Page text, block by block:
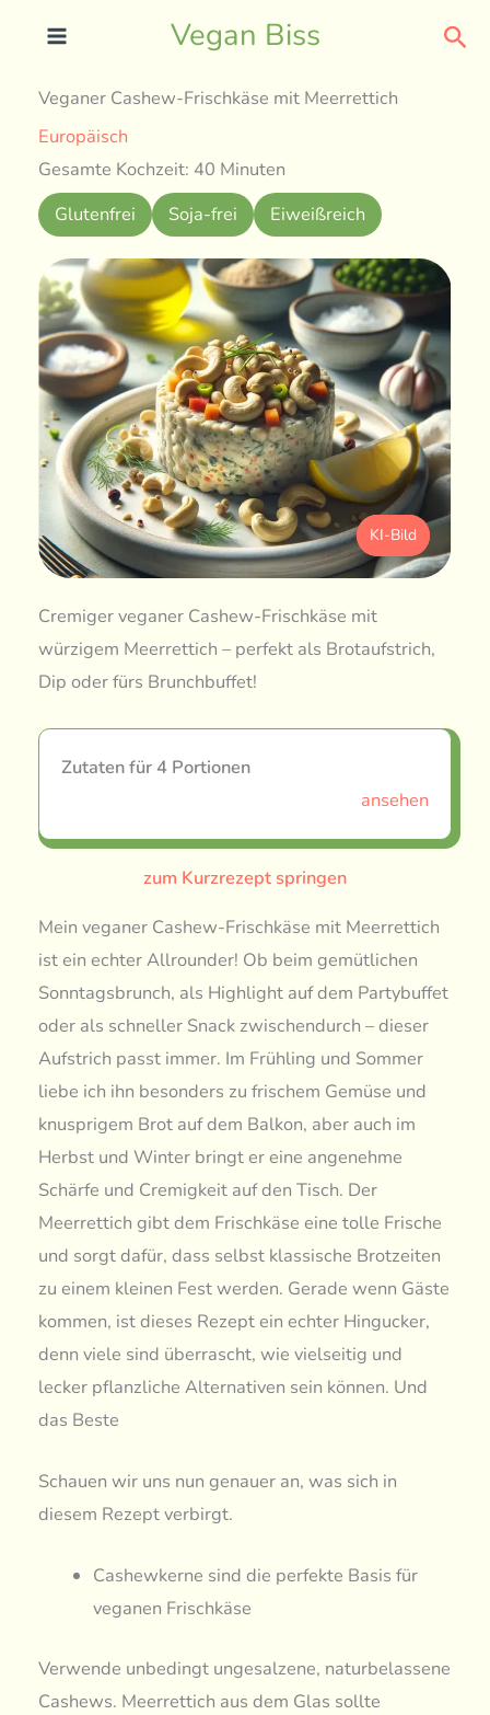
Vegan Biss
Veganer Cashew-Frischkäse mit Meerrettich
Europäisch
Gesamte Kochzeit: 40 Minuten
Glutenfrei
Soja-frei Eiweißreich
KI-Bild
Cremiger veganer Cashew-Frischkäse mit
würzigem Meerrettich – perfekt als Brotaufstrich,
Dip oder fürs Brunchbuffet!
Zutaten für 4 Portionen
ansehen
zum Kurzrezept springen
Mein veganer Cashew-Frischkäse mit Meerrettich
ist ein echter Allrounder! Ob beim gemütlichen
Sonntagsbrunch, als Highlight auf dem Partybuffet
oder als schneller Snack zwischendurch – dieser
Aufstrich passt immer. Im Frühling und Sommer
liebe ich ihn besonders zu frischem Gemüse und
knusprigem Brot auf dem Balkon, aber auch im
Herbst und Winter bringt er eine angenehme
Schärfe und Cremigkeit auf den Tisch. Der
Meerrettich gibt dem Frischkäse eine tolle Frische
und sorgt dafür, dass selbst klassische Brotzeiten
zu einem kleinen Fest werden. Gerade wenn Gäste
kommen, ist dieses Rezept ein echter Hingucker,
denn viele sind überrascht, wie vielseitig und
lecker pflanzliche Alternativen sein können. Und
das Beste
Schauen wir uns nun genauer an, was sich in
diesem Rezept verbirgt.
Cashewkerne sind die perfekte Basis für
veganen Frischkäse
Verwende unbedingt ungesalzene, naturbelassene
Cashews. Meerrettich aus dem Glas sollte